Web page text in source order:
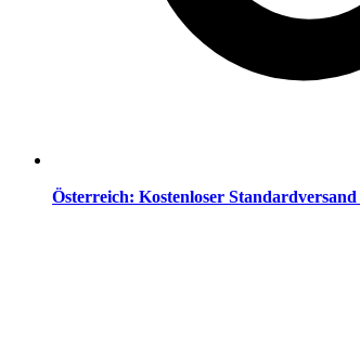
Österreich: Kostenloser Standardversand